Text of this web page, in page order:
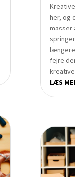
her, og
masser
længere
fejre
LÆS